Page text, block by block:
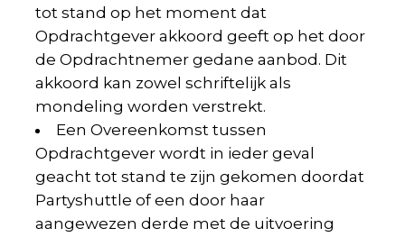
tot stand op het moment dat
Opdrachtgever akkoord geeft op het door
de Opdrachtnemer gedane aanbod. Dit
akkoord kan zowel schriftelijk als
mondeling worden verstrekt.
Een Overeenkomst tussen
Opdrachtgever wordt in ieder geval
geacht tot stand te zijn gekomen doordat
Partyshuttle of een door haar
aangewezen derde met de uitvoering